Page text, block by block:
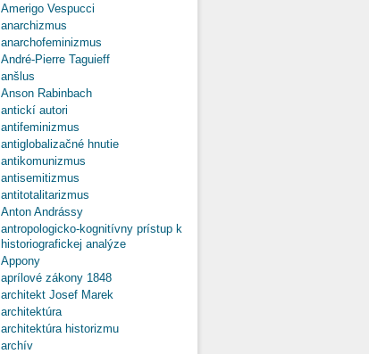
Amerigo Vespucci
anarchizmus
anarchofeminizmus
André-Pierre Taguieff
anšlus
Anson Rabinbach
antickí autori
antifeminizmus
antiglobalizačné hnutie
antikomunizmus
antisemitizmus
antitotalitarizmus
Anton Andrássy
antropologicko-kognitívny prístup k
historiografickej analýze
Appony
aprílové zákony 1848
architekt Josef Marek
architektúra
architektúra historizmu
archív